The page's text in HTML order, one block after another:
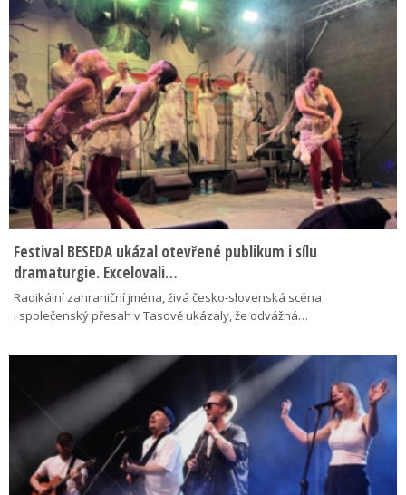
Festival BESEDA ukázal otevřené publikum i sílu
dramaturgie. Excelovali…
Radikální zahraniční jména, živá česko-slovenská scéna
i společenský přesah v Tasově ukázaly, že odvážná…